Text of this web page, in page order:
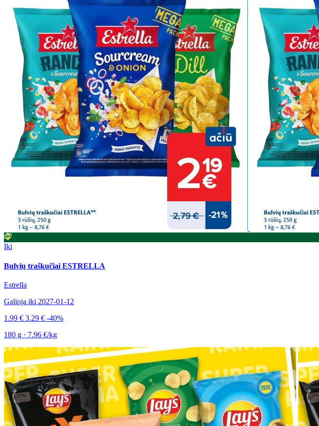
Iki
Bulvių traškučiai ESTRELLA
Estrella
Galioja iki 2027-01-12
1.99 € 3.29 € -40%
180 g · 7.96 €/kg